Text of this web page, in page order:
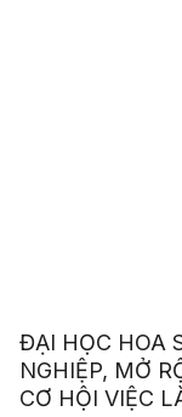
ĐẠI HỌC HOA
NGHIỆP, MỞ
CƠ HỘI VIỆC